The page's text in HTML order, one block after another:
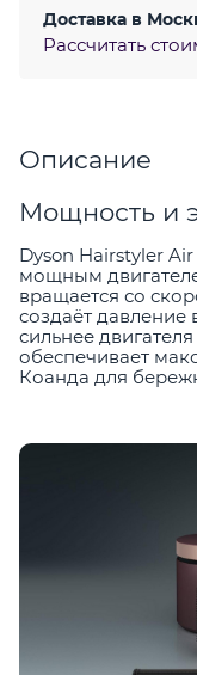
Доставка в
Рассчитать
Описание
Мощность и
Dyson Hairstyler
мощным
вращается со
создаёт давление
сильнее
обеспечивает
Коанда для